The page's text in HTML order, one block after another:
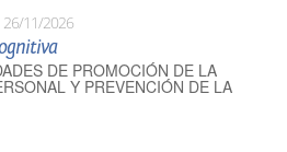
26/11/2026
DE PROMOCIÓN DE LA
Y PREVENCIÓN DE LA